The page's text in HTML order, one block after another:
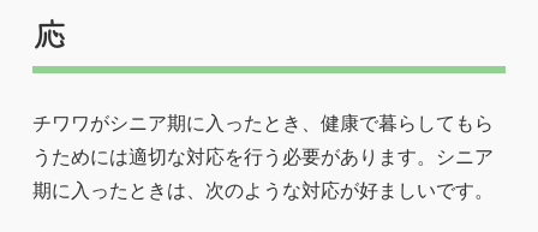
応
チワワがシニア期に入ったとき、健康で暮らしてもら
うためには適切な対応を行う必要があります。シニア
期に入ったときは、次のような対応が好ましいです。